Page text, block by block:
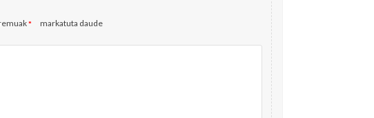
* markatuta daude